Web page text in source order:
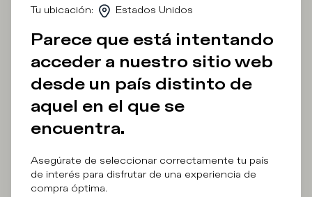
Iscriviti alla
Newsletter
¿En qué categoría está interesado?
Hombre
Mujer
Dirección e-mail
Tu ubicación: Estados Unidos
Parece que está intentando
acceder a nuestro sitio web
desde un país distinto de
aquel en el que se
encuentra.
Asegúrate de seleccionar correctamente tu país
de interés para disfrutar de una experiencia de
compra óptima.